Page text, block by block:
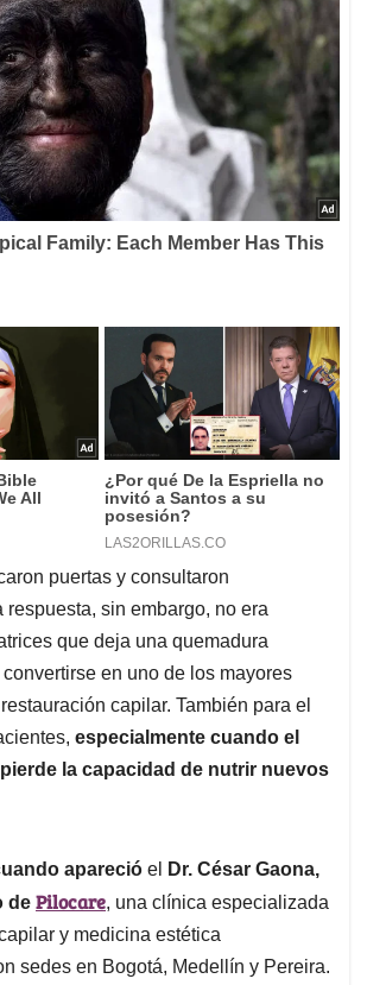
puertas y consultaron
respuesta, sin embargo, no era
que deja una quemadura
en uno de los mayores
capilar. También para el
especialmente cuando el
la capacidad de nutrir nuevos
apareció el
Dr. César Gaona,
de Pilocare, una clínica especializada
y medicina estética
sedes en Bogotá, Medellín y Pereira.